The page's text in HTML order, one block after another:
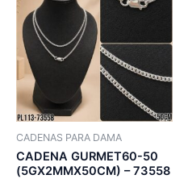
CADENAS PARA DAMA
CADENA GURMET60-50
(5GX2MMX50CM) – 73558